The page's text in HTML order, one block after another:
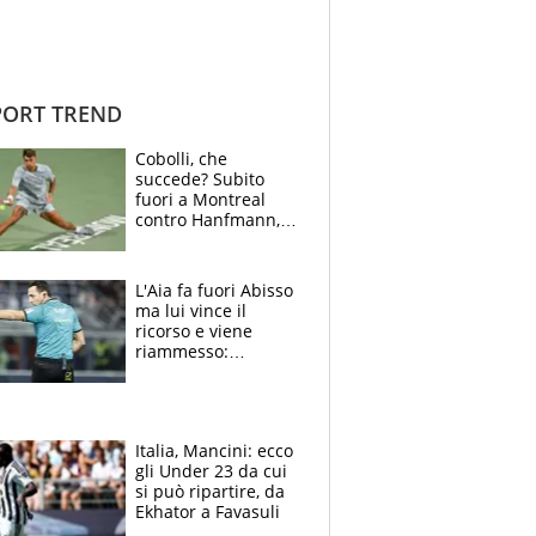
TREND
Cobolli, che
succede? Subito
fuori a Montreal
contro Hanfmann,
L'Aia fa fuori Abisso
ma lui vince il
ricorso e viene
riammesso:
Italia, Mancini: ecco
gli Under 23 da cui
si può ripartire, da
Ekhator a Favasuli